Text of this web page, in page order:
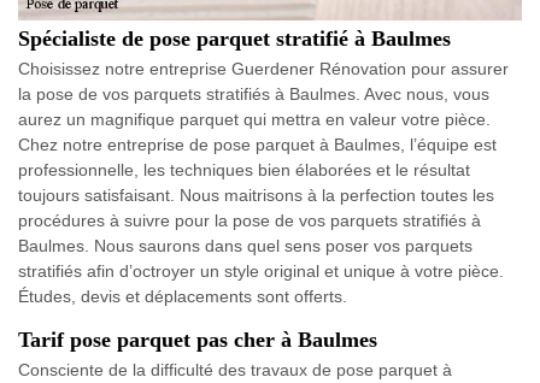
Spécialiste de pose parquet stratifié à Baulmes
Choisissez notre entreprise Guerdener Rénovation pour assurer
la pose de vos parquets stratifiés à Baulmes. Avec nous, vous
aurez un magnifique parquet qui mettra en valeur votre pièce.
Chez notre entreprise de pose parquet à Baulmes, l’équipe est
professionnelle, les techniques bien élaborées et le résultat
toujours satisfaisant. Nous maitrisons à la perfection toutes les
procédures à suivre pour la pose de vos parquets stratifiés à
Baulmes. Nous saurons dans quel sens poser vos parquets
stratifiés afin d’octroyer un style original et unique à votre pièce.
Études, devis et déplacements sont offerts.
Tarif pose parquet pas cher à Baulmes
Consciente de la difficulté des travaux de pose parquet à